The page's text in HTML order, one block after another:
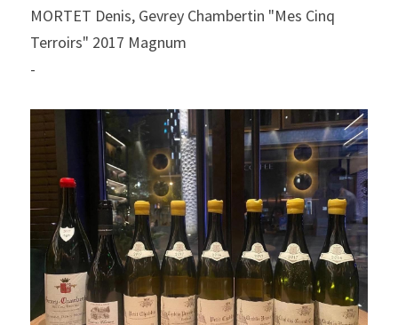
MORTET Denis, Gevrey Chambertin "Mes Cinq
Terroirs" 2017 Magnum
-